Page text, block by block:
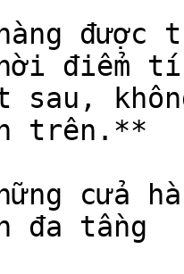
được
điểm
sau,
trên.**
cửa
đa tầng